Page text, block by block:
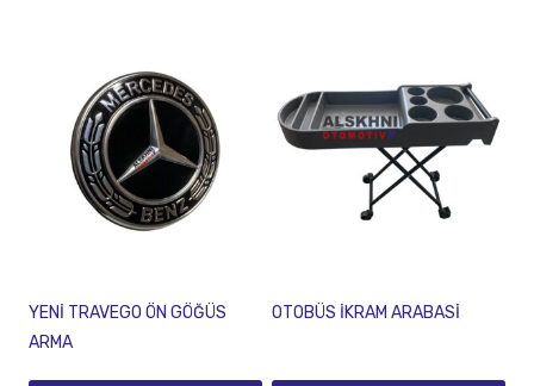
YENİ TRAVEGO ÖN GÖĞÜS
ARMA
OTOBÜS İKRAM ARABASİ